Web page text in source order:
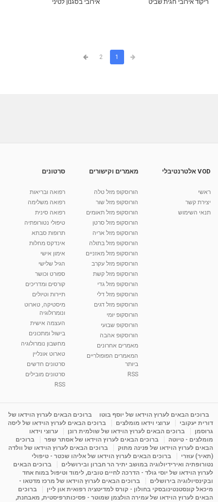
ריקוד אירובי חגית שביט אירובי בסגנון לטיני
1
2
VOD אלטרנטיבלי
ראשי
יצירת קשר
תנאי השימוש
מאמרים וקישורים
הורוסקופ מזל טלה
הורוסקופ מזל שור
הורוסקופ מזל תאומים
הורוסקופ מזל סרטן
הורוסקופ מזל אריה
הורוסקופ מזל בתולה
הורוסקופ מזל מאזניים
הורוסקופ מזל עקרב
הורוסקופ מזל קשת
הורוסקופ מזל גדי
הורוסקופ מזל דלי
הורוסקופ מזל דגים
הורוסקופ יומי
הורוסקופ שבועי
הורוסקופ אהבה
מאמרים אחרונים
המאמרים הפופולריים
ביותר
RSS
סרטונים
רפואה ובריאות
רפואה משלימה
רפואה סינית
טיפולי נטורופתיה
תרופות סבתא
אינדקס מחלות
אימון אישי
הגיל שלישי
ספורט וכושר
קורסים ומדריכים
תיירות וטיולים
מיסטיקה, טארוט
ונומרולוגיה
העצמה אישית
בישול ומתכונים
מחשבון נומרולוגיה
טארוט אונליין
סרטונים חדשים
סרטונים מובילים
RSS
ברוכים הבאים לערוץ הוידאו של יוסף בוטו
ברוכים הבאים לערוץ הוידאו של
דורית יעקובי
ערוצי וידאו מומלצים
ברוכים הבאים לערוץ הוידאו של ליסה
גרוסמן
ברוכים הבאים לערוץ הוידאו של שולמית רונן
ערוצי וידאו
מומלצים - טיוטה
ברוכים הבאים לערוץ הוידאו של אסתר שפר
ברוכים
הבאים לערוץ הוידאו של פנינה מתוק
ברוכים הבאים לערוץ הוידאו של וולדה
(תאיר) עוזרי
ברוכים הבאים לערוץ הוידאו של אליהו שכטר - טיפולי
נטורופתיה ואירידיולוגיה במושב יתיר הר חברון ובירושלים
ברוכים הבאים
לערוץ הוידאו של יוסי גולד - הדרכה לחיים טובים, לימוד וטיפול במוח אחד
ובקינסיולוגיה בירושלים
ברוכים הבאים לערוץ הוידאו של מרכז מדטאו -
מיכאל קונסטנטינובסקי בחולון - קורס למדיטציה רפואית און ליין
ברוכים
הבאים לערוץ הוידאו של עמירה הולצמן שמוטר - פסיכותרפיסטית, מאבחנת,